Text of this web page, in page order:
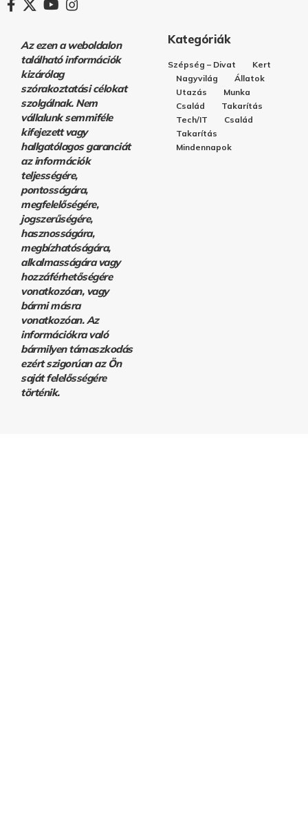
Az ezen a weboldalon
található információk
kizárólag
szórakoztatási célokat
szolgálnak. Nem
vállalunk semmiféle
kifejezett vagy
hallgatólagos garanciát
az információk
teljességére,
pontosságára,
megfelelőségére,
jogszerűségére,
hasznosságára,
megbízhatóságára,
alkalmasságára vagy
hozzáférhetőségére
vonatkozóan, vagy
bármi másra
vonatkozóan. Az
információkra való
bármilyen támaszkodás
ezért szigorúan az Ön
saját felelősségére
történik.
Kategóriák
Szépség – Divat
Kert
Nagyvilág
Állatok
Utazás
Munka
Család
Takarítás
Tech/IT
Család
Takarítás
Mindennapok